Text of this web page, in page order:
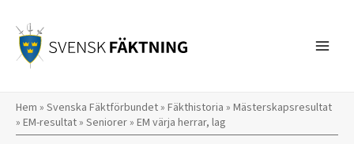
innehåll
Hem » Svenska Fäktförbundet» Fäkthistoria » Mästerskapsresultat
» EM-resultat» Seniorer» EM värja herrar, lag